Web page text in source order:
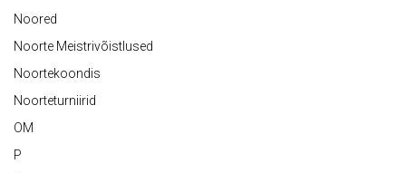
Noored
Noorte Meistrivõistlused
Noortekoondis
Noorteturniirid
OM
P